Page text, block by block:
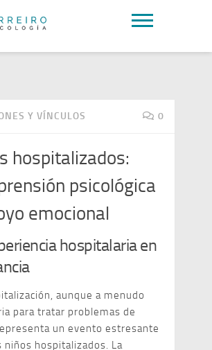
Y VÍNCULOS 0
hospitalizados:
psicológica
emocional
hospitalaria en
aunque a menudo
para tratar problemas de
un evento estresante
niños hospitalizados. La